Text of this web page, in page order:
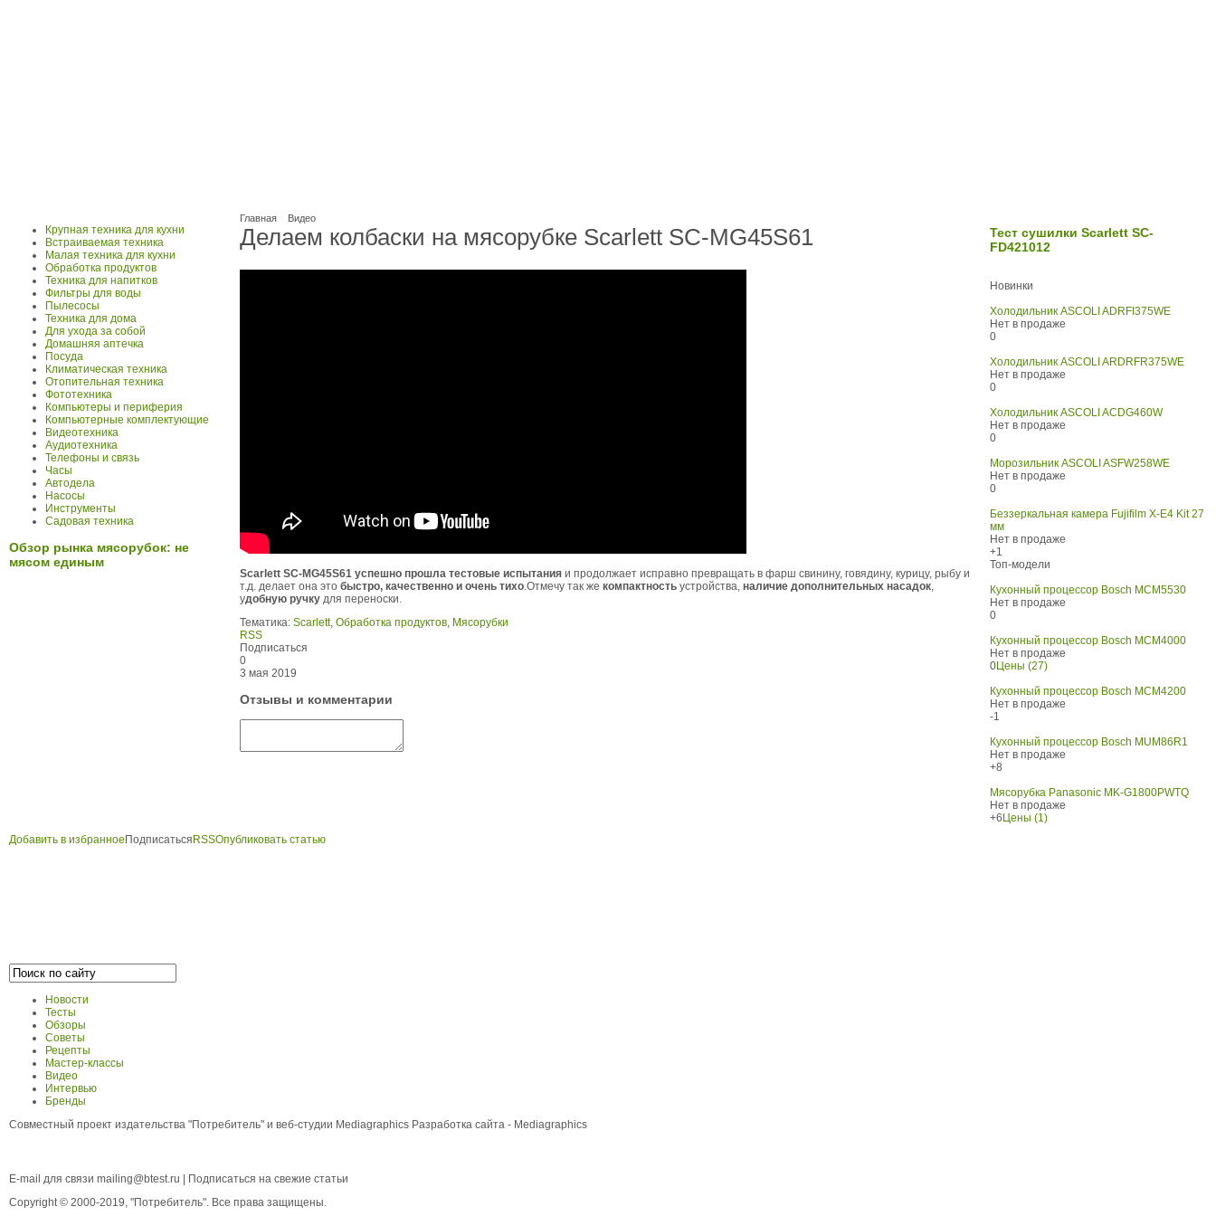
Главная Видео
Делаем колбаски на мясорубке Scarlett SC-MG45S61
Scarlett SC-MG45S61 успешно прошла тестовые испытания и продолжает исправно превращать в фарш свинину, говядину, курицу, рыбу и
т.д. делает она это быстро, качественно и очень тихо.Отмечу так же компактность устройства, наличие дополнительных насадок,
удобную ручку для переноски.
Тематика: Scarlett, Обработка продуктов, Мясорубки
RSS
Подписаться
0
3 мая 2019
Отзывы и комментарии
Крупная техника для кухни
Встраиваемая техника
Малая техника для кухни
Обработка продуктов
Техника для напитков
Фильтры для воды
Пылесосы
Техника для дома
Для ухода за собой
Домашняя аптечка
Посуда
Климатическая техника
Отопительная техника
Фототехника
Компьютеры и периферия
Компьютерные комплектующие
Видеотехника
Аудиотехника
Телефоны и связь
Часы
Автодела
Насосы
Инструменты
Садовая техника
Обзор рынка мясорубок: не
мясом единым
Тест сушилки Scarlett SC-
FD421012
Новинки
Холодильник ASCOLI ADRFI375WE
Нет в продаже
0
Холодильник ASCOLI ARDRFR375WE
Нет в продаже
0
Холодильник ASCOLI ACDG460W
Нет в продаже
0
Морозильник ASCOLI ASFW258WE
Нет в продаже
0
Беззеркальная камера Fujifilm X-E4 Kit 27
мм
Нет в продаже
+1
Топ-модели
Кухонный процессор Bosch MCM5530
Нет в продаже
0
Кухонный процессор Bosch MCM4000
Нет в продаже
0Цены (27)
Кухонный процессор Bosch MCM4200
Нет в продаже
-1
Кухонный процессор Bosch MUM86R1
Нет в продаже
+8
Мясорубка Panasonic MK-G1800PWTQ
Нет в продаже
+6 Цены (1)
Добавить в избранное Подписаться RSSОпубликовать статью
Новости
Тесты
Обзоры
Советы
Рецепты
Мастер-классы
Видео
Интервью
Бренды
Совместный проект издательства "Потребитель" и веб-студии Mediagraphics Разработка сайта - Mediagraphics
E-mail для связи mailing@btest.ru
Подписаться на свежие статьи
Copyright © 2000-2019, "Потребитель". Все права защищены.